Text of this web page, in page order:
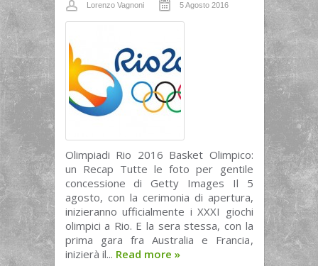
Lorenzo Vagnoni 5 Agosto 2016
Olimpiadi Rio 2016 Basket Olimpico:
un Recap Tutte le foto per gentile
concessione di Getty Images Il 5
agosto, con la cerimonia di apertura,
inizieranno ufficialmente i XXXI giochi
olimpici a Rio. E la sera stessa, con la
prima gara fra Australia e Francia,
inizierà il... Read more »